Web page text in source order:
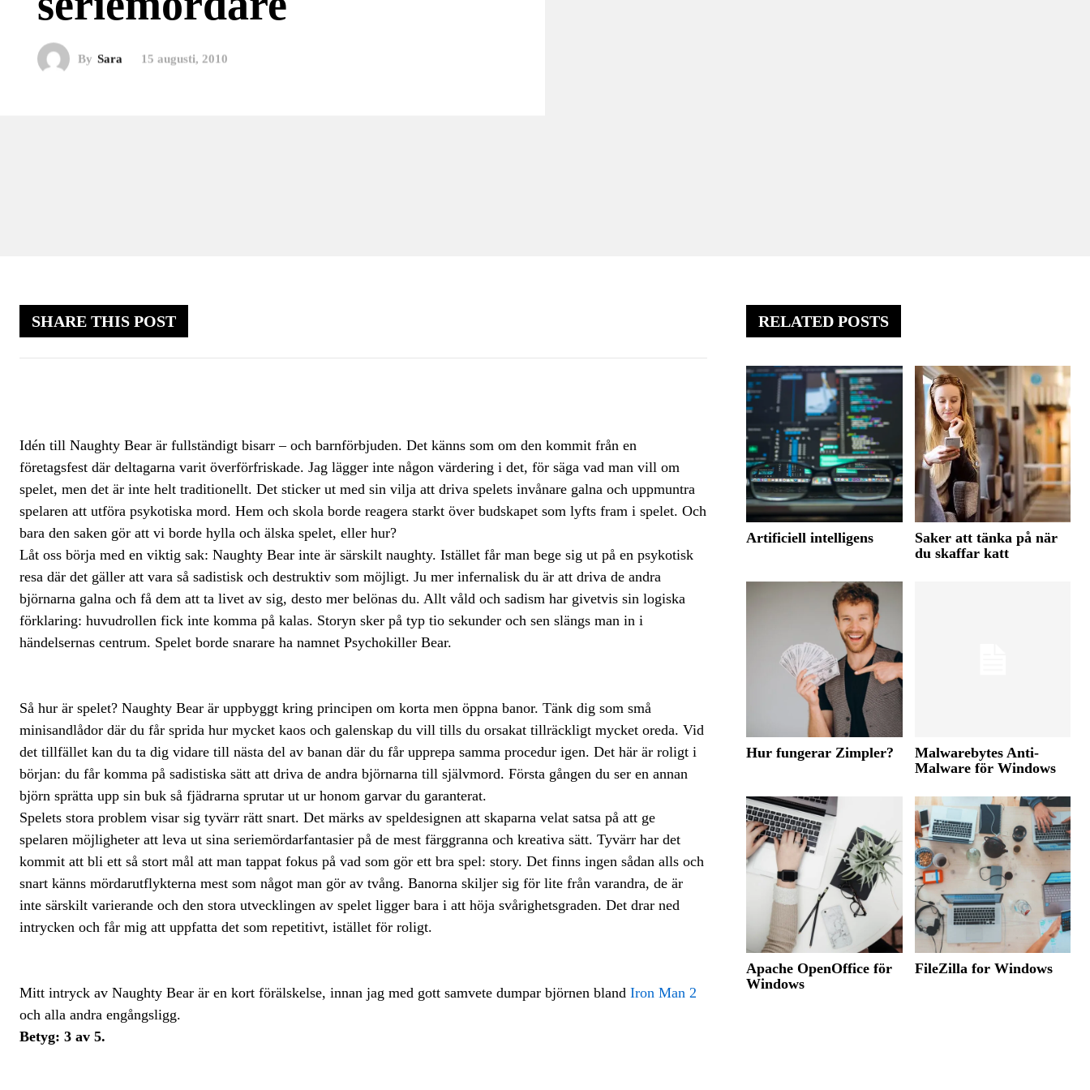
By Sara 15 augusti, 2010
SHARE THIS POST
Idén till Naughty Bear är fullständigt bisarr – och barnförbjuden. Det känns som om den kommit från en
företagsfest där deltagarna varit överförfriskade. Jag lägger inte någon värdering i det, för säga vad man vill om
spelet, men det är inte helt traditionellt. Det sticker ut med sin vilja att driva spelets invånare galna och uppmuntra
spelaren att utföra psykotiska mord. Hem och skola borde reagera starkt över budskapet som lyfts fram i spelet. Och
bara den saken gör att vi borde hylla och älska spelet, eller hur?
Låt oss börja med en viktig sak: Naughty Bear inte är särskilt naughty. Istället får man bege sig ut på en psykotisk
resa där det gäller att vara så sadistisk och destruktiv som möjligt. Ju mer infernalisk du är att driva de andra
björnarna galna och få dem att ta livet av sig, desto mer belönas du. Allt våld och sadism har givetvis sin logiska
förklaring: huvudrollen fick inte komma på kalas. Storyn sker på typ tio sekunder och sen slängs man in i
händelsernas centrum. Spelet borde snarare ha namnet Psychokiller Bear.
Så hur är spelet? Naughty Bear är uppbyggt kring principen om korta men öppna banor. Tänk dig som små
minisandlådor där du får sprida hur mycket kaos och galenskap du vill tills du orsakat tillräckligt mycket oreda. Vid
det tillfället kan du ta dig vidare till nästa del av banan där du får upprepa samma procedur igen. Det här är roligt i
början: du får komma på sadistiska sätt att driva de andra björnarna till självmord. Första gången du ser en annan
björn sprätta upp sin buk så fjädrarna sprutar ut ur honom garvar du garanterat.
Spelets stora problem visar sig tyvärr rätt snart. Det märks av speldesignen att skaparna velat satsa på att ge
spelaren möjligheter att leva ut sina seriemördarfantasier på de mest färggranna och kreativa sätt. Tyvärr har det
kommit att bli ett så stort mål att man tappat fokus på vad som gör ett bra spel: story. Det finns ingen sådan alls och
snart känns mördarutflykterna mest som något man gör av tvång. Banorna skiljer sig för lite från varandra, de är
inte särskilt varierande och den stora utvecklingen av spelet ligger bara i att höja svårighetsgraden. Det drar ned
intrycken och får mig att uppfatta det som repetitivt, istället för roligt.
Mitt intryck av Naughty Bear är en kort förälskelse, innan jag med gott samvete dumpar björnen bland Iron Man 2
och alla andra engångsligg.
Betyg: 3 av 5.
RELATED POSTS
Artificiell intelligens
Saker att tänka på när
du skaffar katt
Hur fungerar Zimpler?
Malwarebytes Anti-
Malware för Windows
Apache OpenOffice för
Windows
FileZilla for Windows